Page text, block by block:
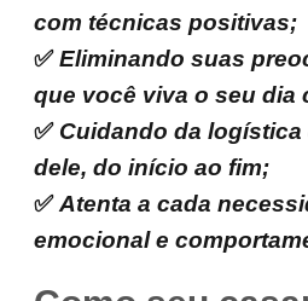
com técnicas positivas;
✅Eliminando suas
que você viva o seu dia
✅ Cuidando da
dele, do início ao fim;
✅Atenta a cada
emocional e